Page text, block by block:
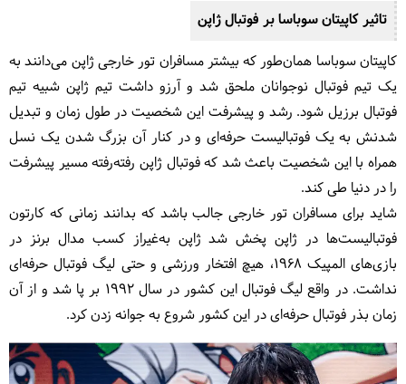
تاثیر کاپیتان سوباسا بر فوتبال ژاپن
کاپیتان سوباسا همان‌طور که بیشتر مسافران تور خارجی ژاپن می‌دانند به
یک تیم فوتبال نوجوانان ملحق شد و آرزو داشت تیم ژاپن شبیه تیم
فوتبال برزیل شود. رشد و پیشرفت این شخصیت در طول زمان و تبدیل
شدنش به یک فوتبالیست حرفه‌ای و در کنار آن بزرگ شدن یک نسل
همراه با این شخصیت باعث شد که فوتبال ژاپن رفته‌رفته مسیر پیشرفت
را در دنیا طی کند.
شاید برای مسافران تور خارجی جالب باشد که بدانند زمانی که کارتون
فوتبالیست‌ها در ژاپن پخش شد ژاپن به‌غیراز کسب مدال برنز در
بازی‌های المپیک 1968، هیچ افتخار ورزشی و حتی لیگ فوتبال حرفه‌ای
نداشت. در واقع لیگ فوتبال این کشور در سال ۱۹۹۲ بر پا شد و از آن
زمان بذر فوتبال حرفه‌ای در این کشور شروع به جوانه زدن کرد.